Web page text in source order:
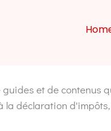
et de
la déclaration